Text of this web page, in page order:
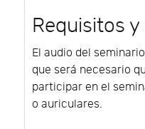
Requisitos
El audio del
que será necesario
participar en el
o auriculares.